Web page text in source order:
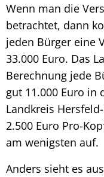
Wenn man die
betrachtet, dann
jeden Bürger eine
33.000 Euro. Das
Berechnung jede
gut 11.000 Euro in
Landkreis
2.500 Euro Pro-
am wenigsten auf.
Anders sieht es